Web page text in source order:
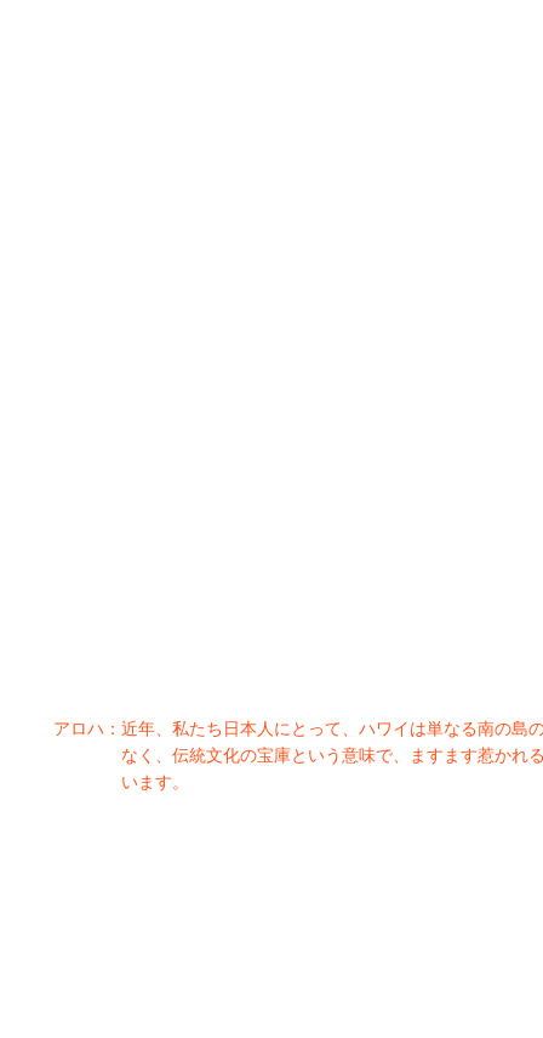
アロハ： 近年、私たち日本人にとって、ハワイは単なる南の島
なく、伝統文化の宝庫という意味で、ますます惹かれ
います。